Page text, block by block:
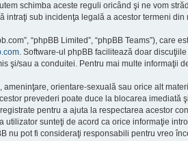
schimba aceste reguli oricând şi ne vom
intraţi sub incidenţa legală a acestor termeni
“phpBB Limited”, “phpBB Teams”), care
. Software-ul phpBB facilitează doar
şi/sau a conduitei. Pentru mai multe informaţii
orientare-sexuală sau orice alt
prevederi poate duce la blocarea
pentru a ajuta la respectarea acestor
sunteţi de acord ca orice informaţie
nu pot fi consideraţi responsabili pentru vreo